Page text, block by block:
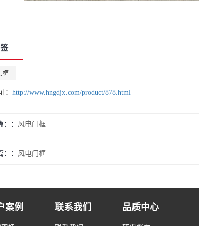
框
： http://www.hngdjx.com/product/878.html
： 风电门框
： 风电门框
案例 联系我们 品质中心